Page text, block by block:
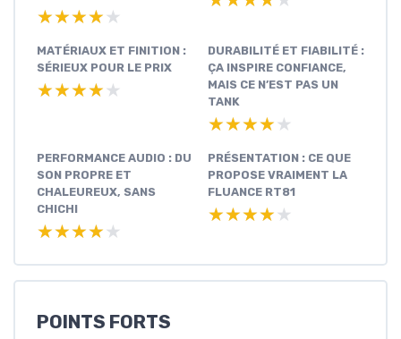
★★★★★
★★★★★
MATÉRIAUX ET FINITION :
SÉRIEUX POUR LE PRIX
★★★★★
★★★★★
DURABILITÉ ET FIABILITÉ :
ÇA INSPIRE CONFIANCE,
MAIS CE N’EST PAS UN
TANK
★★★★★
★★★★★
PERFORMANCE AUDIO : DU
SON PROPRE ET
CHALEUREUX, SANS
CHICHI
★★★★★
★★★★★
PRÉSENTATION : CE QUE
PROPOSE VRAIMENT LA
FLUANCE RT81
★★★★★
★★★★★
POINTS FORTS